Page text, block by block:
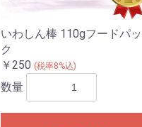
いわしん棒 110gフードパッ
ク
￥250 (税率8%込)
数量